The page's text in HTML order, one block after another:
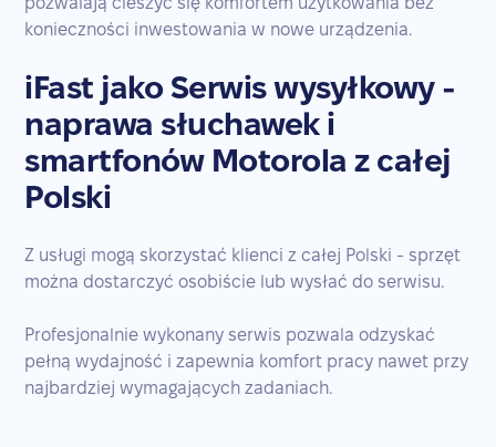
konieczności inwestowania w nowe urządzenia.
iFast jako Serwis wysyłkowy -
naprawa słuchawek i
smartfonów Motorola z całej
Polski
Z usługi mogą skorzystać klienci z całej Polski - sprzęt
można dostarczyć osobiście lub wysłać do serwisu.
Profesjonalnie wykonany serwis pozwala odzyskać
pełną wydajność i zapewnia komfort pracy nawet przy
najbardziej wymagających zadaniach.